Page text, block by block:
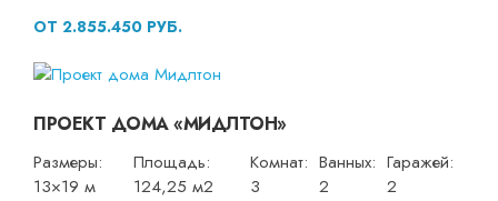
ОТ 2.855.450 РУБ.
ПРОЕКТ ДОМА «МИДЛТОН»
Размеры:
13×19 м
Площадь:
124,25 м2
Комнат:
3
Ванных:
2
Гаражей:
2